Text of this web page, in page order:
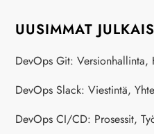
UUSIMMAT
DevOps Git: Versionhallinta,
DevOps Slack: Viestintä,
DevOps CI/CD: Prosessit,